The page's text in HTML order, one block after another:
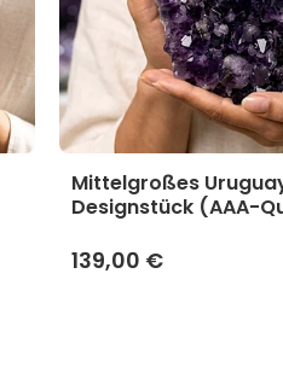
Mittelgroßes
Designstück (AAA-
139,00 €